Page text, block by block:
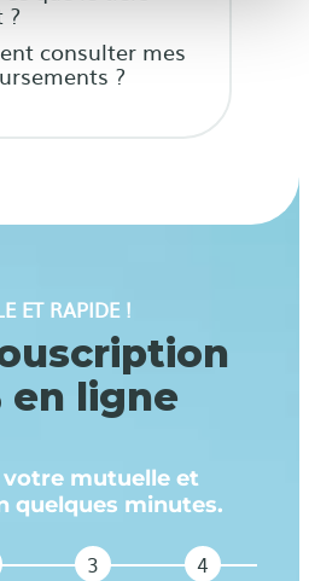
?
consulter mes
?
ET RAPIDE !
en ligne
votre mutuelle et
quelques minutes.
3 4